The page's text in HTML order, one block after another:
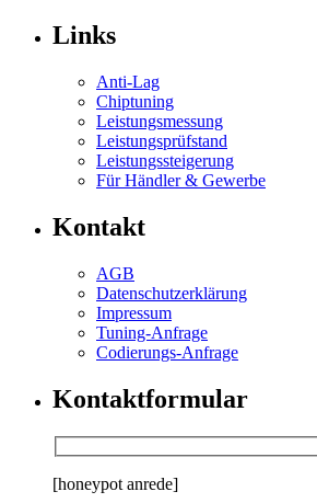
Links
Anti-Lag
Chiptuning
Leistungsmessung
Leistungsprüfstand
Leistungssteigerung
Für Händler & Gewerbe
Kontakt
AGB
Datenschutzerklärung
Impressum
Tuning-Anfrage
Codierungs-Anfrage
Kontaktformular
[honeypot anrede]